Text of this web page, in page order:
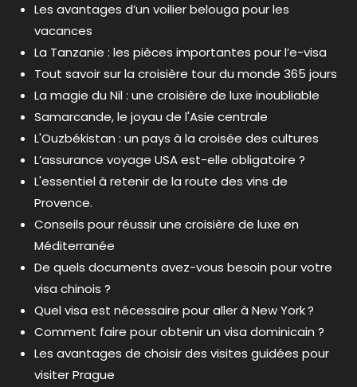
Les avantages d’un voilier belouga pour les
vacances
La Tanzanie : les pièces importantes pour l’e-visa
Tout savoir sur la croisière tour du monde 365 jours
La magie du Nil : une croisière de luxe inoubliable
Samarcande, le joyau de l'Asie centrale
L'Ouzbékistan : un pays à la croisée des cultures
L’assurance voyage USA est-elle obligatoire ?
L'essentiel à retenir de la route des vins de
Provence.
Conseils pour réussir une croisière de luxe en
Méditerranée
De quels documents avez-vous besoin pour votre
visa chinois ?
Quel visa est nécessaire pour aller à New York ?
Comment faire pour obtenir un visa dominicain ?
Les avantages de choisir des visites guidées pour
visiter Prague